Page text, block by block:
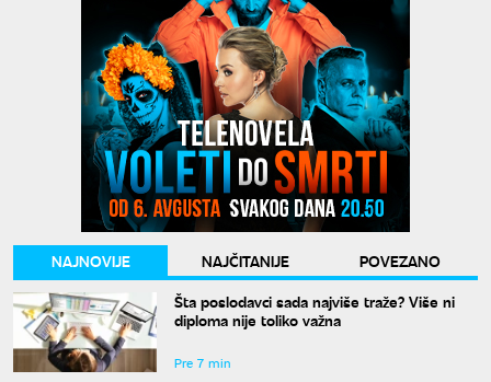
NAJNOVIJE NAJČITANIJE
POVEZANO
Šta poslodavci sada najviše traže? Više ni
diploma nije toliko važna
Pre 7 min